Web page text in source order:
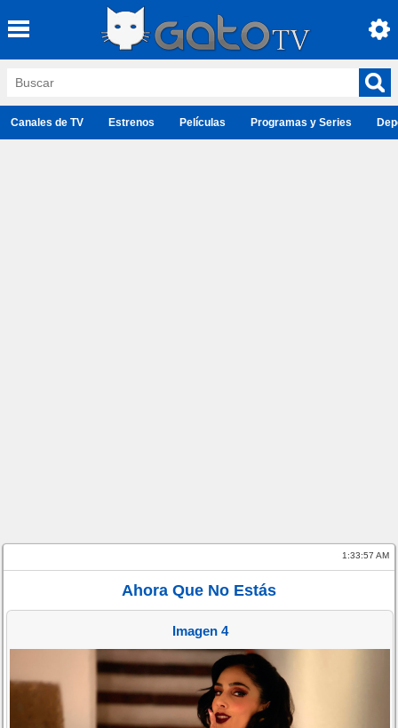
Canales de TV Estrenos Películas Programas y Series
1:33:57 AM
Ahora Que No Estás
Imagen 4